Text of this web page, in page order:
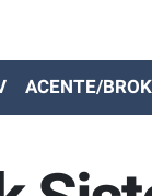
ACENTE/